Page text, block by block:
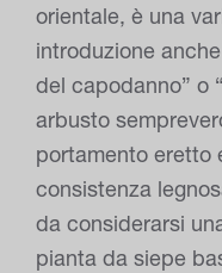
orientale, è una
introduzione
del capodanno” o
arbusto
portamento eretto
consistenza
da considerarsi
pianta da siepe